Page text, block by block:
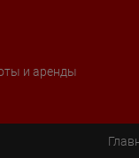
и аренды